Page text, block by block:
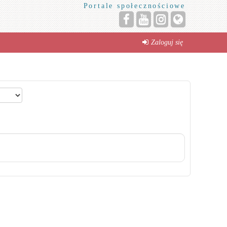
Portale społecznościowe
Zaloguj się